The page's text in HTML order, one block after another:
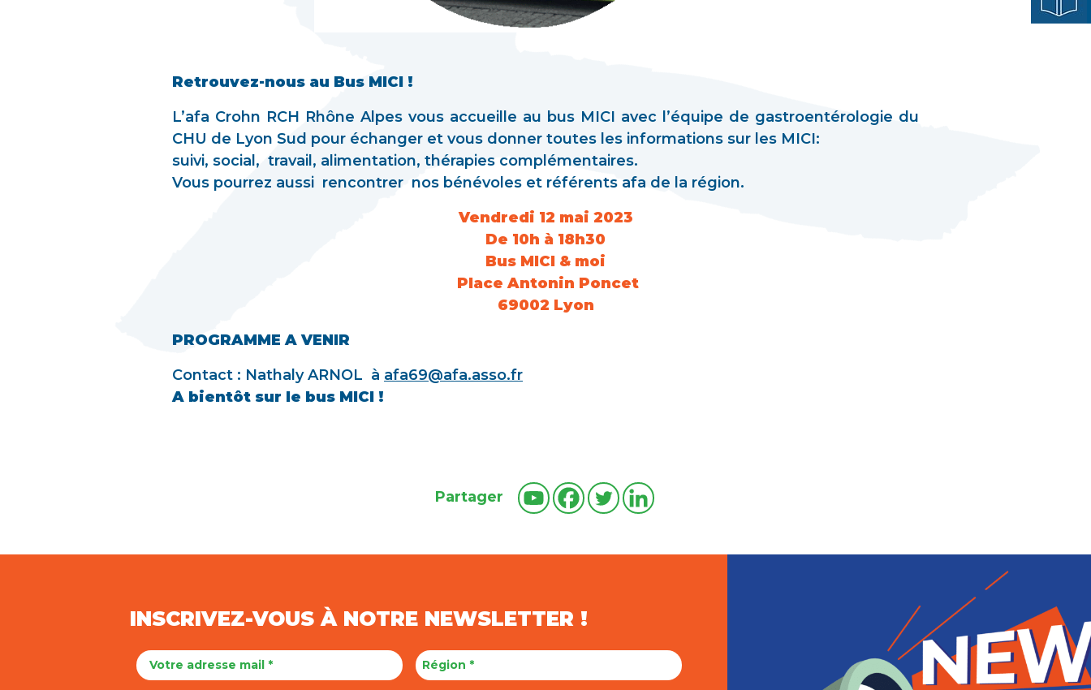
Retrouvez-nous au Bus MICI !
L’afa Crohn RCH Rhône Alpes vous accueille au bus MICI avec l’équipe de gastroentérologie du
CHU de Lyon Sud pour échanger et vous donner toutes les informations sur les MICI:
suivi, social, travail, alimentation, thérapies complémentaires.
Vous pourrez aussi rencontrer nos bénévoles et référents afa de la région.
Vendredi 12 mai 2023
De 10h à 18h30
Bus MICI & moi
Place Antonin Poncet
69002 Lyon
PROGRAMME A VENIR
Contact : Nathaly ARNOL à afa69@afa.asso.fr
A bientôt sur le bus MICI !
Partager
INSCRIVEZ-VOUS À NOTRE NEWSLETTER !